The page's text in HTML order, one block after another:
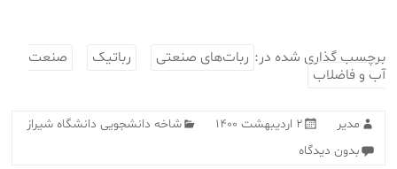
برچسب گذاری شده در: ربات‌های صنعتی رباتیک
صنعت
آب و فاضلاب
مدیر ۲ اردیبهشت ۱۴۰۰
شاخه دانشجویی دانشگاه شیراز
بدون دیدگاه